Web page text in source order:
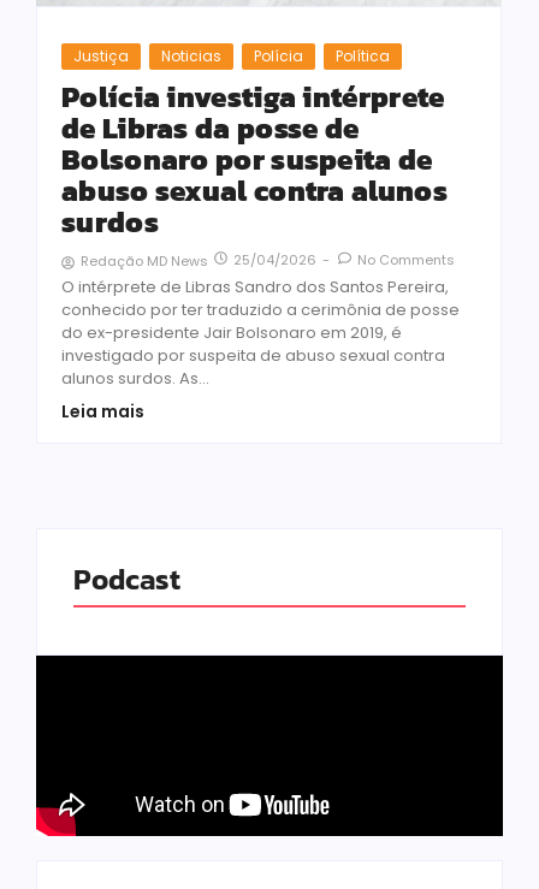
Justiça Noticias Polícia Política
Polícia investiga intérprete
de Libras da posse de
Bolsonaro por suspeita de
abuso sexual contra alunos
surdos
Redação MD News 25/04/2026 - No Comments
O intérprete de Libras Sandro dos Santos Pereira,
conhecido por ter traduzido a cerimônia de posse
do ex-presidente Jair Bolsonaro em 2019, é
investigado por suspeita de abuso sexual contra
alunos surdos. As...
Leia mais
Podcast